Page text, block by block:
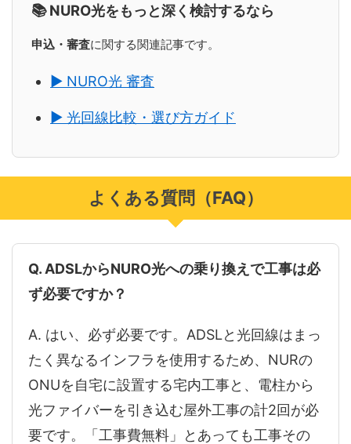
📚 NURO光をもっと深く検討するなら
申込・審査に関する関連記事です。
▶ NURO光 審査
▶ 光回線比較・選び方ガイド
よくある質問（FAQ）
Q. ADSLからNURO光への乗り換えで工事は必
ず必要ですか？
A. はい、必ず必要です。ADSLと光回線はまっ
たく異なるインフラを使用するため、NURの
ONUを自宅に設置する宅内工事と、電柱から
光ファイバーを引き込む屋外工事の計2回が必
要です。「工事費無料」とあっても工事その